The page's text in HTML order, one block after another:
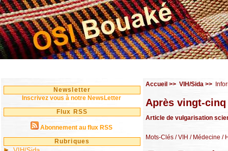
Newsletter
Inscrivez vous à notre NewsLetter
Flux RSS
Abonnement au flux RSS
Rubriques
Accueil >> VIH/Sida >>
Après vingt-
Article de vulgarisation
Mots-Clés / VIH / Médecine /